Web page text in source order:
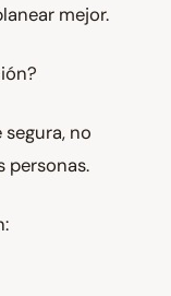
mejor.
no
personas.